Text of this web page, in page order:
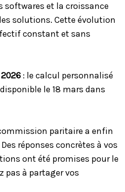
softwares et la croissance
solutions. Cette évolution
constant et sans
2026 : le calcul personnalisé
le 18 mars dans
paritaire a enfin
réponses concrètes à vos
ont été promises pour le
pas à partager vos